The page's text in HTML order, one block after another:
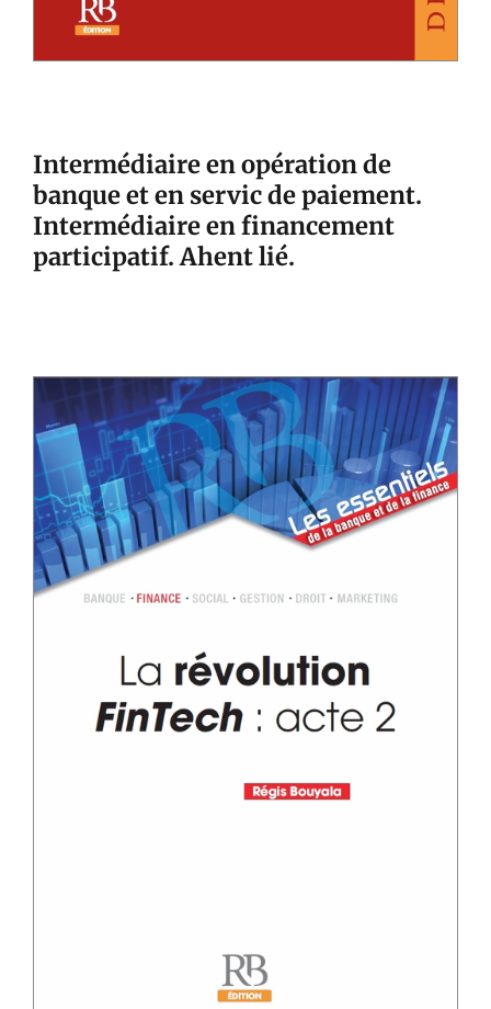
Intermédiaire en opération de
banque et en servic de paiement.
Intermédiaire en financement
participatif. Ahent lié.